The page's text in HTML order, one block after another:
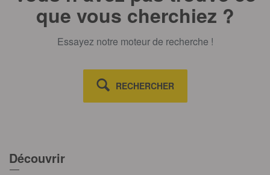
que vous cherchiez ?
Essayez notre moteur de recherche !
RECHERCHER
Découvrir